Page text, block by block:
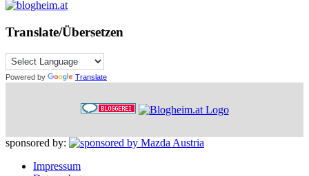
Translate/Übersetzen
Powered by Translate
sponsored by:
Impressum